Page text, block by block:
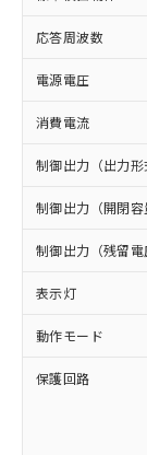
応答周波数
電源電圧
消費電流
制御出力（出力形
制御出力（開閉容
制御出力（残留電
表示灯
動作モード
保護回路※1 対
対
非含有